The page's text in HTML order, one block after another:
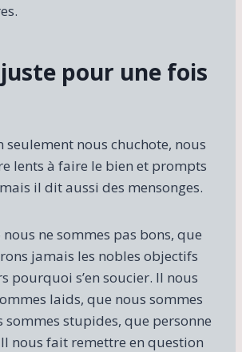
juste pour une fois
seulement nous chuchote, nous
lents à faire le bien et prompts
il dit aussi des mensonges.
ne sommes pas bons, que
jamais les nobles objectifs
pourquoi s’en soucier. Il nous
laids, que nous sommes
sommes stupides, que personne
nous fait remettre en question